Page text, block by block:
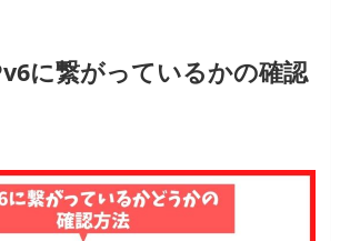
に繋がっているかの確認